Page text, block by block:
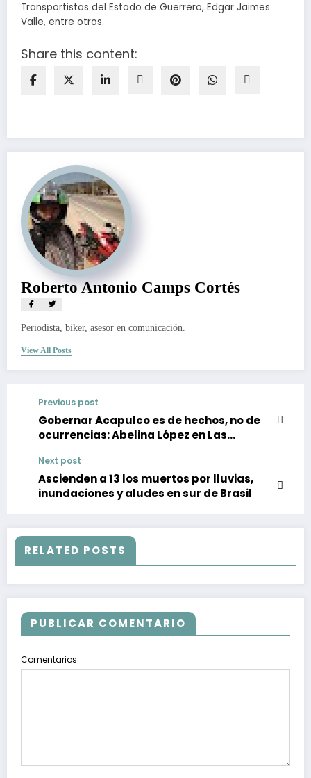
Transportistas del Estado de Guerrero, Edgar Jaimes
Valle, entre otros.
Share this content:
Roberto Antonio Camps Cortés
Periodista, biker, asesor en comunicación.
View All Posts
Previous post
Gobernar Acapulco es de hechos, no de
ocurrencias: Abelina López en Las
Next post
Ascienden a 13 los muertos por lluvias,
inundaciones y aludes en sur de Brasil
RELATED POSTS
PUBLICAR COMENTARIO
Comentarios